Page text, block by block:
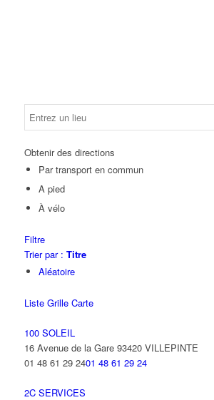
Obtenir des directions
Par transport en commun
A pied
À vélo
Filtre
Trier par : Titre
Aléatoire
Liste Grille Carte
100 SOLEIL
16 Avenue de la Gare 93420 VILLEPINTE
01 48 61 29 2401 48 61 29 24
2C SERVICES